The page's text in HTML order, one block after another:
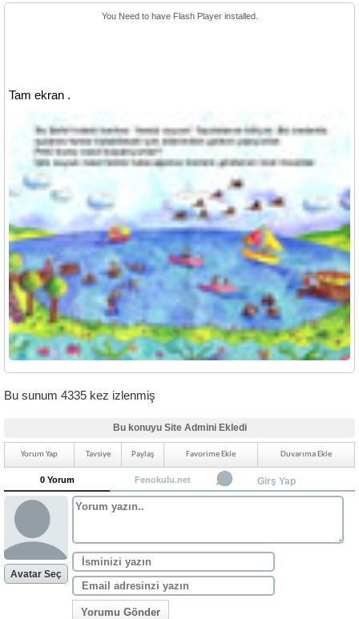
You Need to have Flash Player installed.
Tam ekran .
Bu sunum 4335 kez izlenmiş
Bu konuyu Site Admini Ekledi
Yorum Yap Tavsiye Paylaş Favorime Ekle Duvarıma Ekle
0 Yorum Fenokulu.net Girş Yap
Avatar Seç
Yorumu Gönder